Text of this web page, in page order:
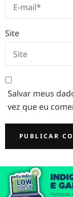
Site
Salvar meus
vez que eu